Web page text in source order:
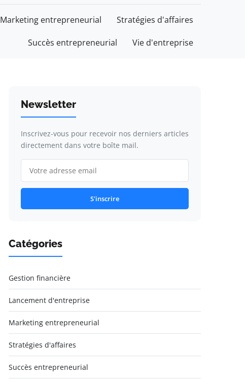
Marketing entrepreneurial Stratégies d'affaires
Succès entrepreneurial Vie d'entreprise
Newsletter
Inscrivez-vous pour recevoir nos derniers articles
directement dans votre boîte mail.
S'inscrire
Catégories
Gestion financière
Lancement d'entreprise
Marketing entrepreneurial
Stratégies d'affaires
Succès entrepreneurial